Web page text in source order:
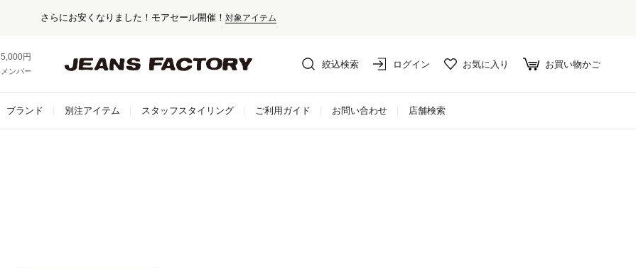
セール対象外アイテムは10%ポイント還元！
5,000円以上お買い上げで送料無料！
メンバー登録でお得な情報をゲット。さらに詳しく
絞込検索 ログイン お気に入り お買い物かご
ブランド 別注アイテム スタッフスタイリング ご利用ガイド お問い合わせ 店舗検索